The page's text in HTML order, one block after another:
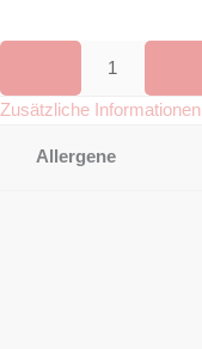
Zusätzliche Informationen
Allergene